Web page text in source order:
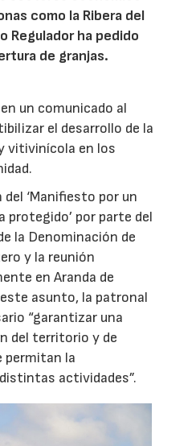
como la Ribera del
Regulador ha pedido
de granjas.
un comunicado al
el desarrollo de la
vitivinícola en los
‘Manifiesto por un
por parte del
la Denominación de
y la reunión
en Aranda de
asunto, la patronal
“garantizar una
del territorio y de
permitan la
actividades”.